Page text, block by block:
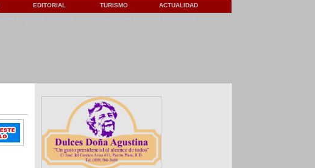
EDITORIAL TURISMO ACTUALIDAD